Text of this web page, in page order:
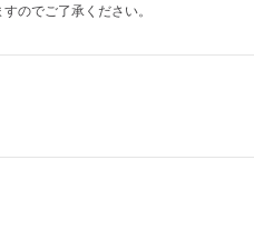
のでご了承ください。